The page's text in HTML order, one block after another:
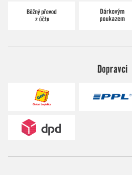
Dopravci